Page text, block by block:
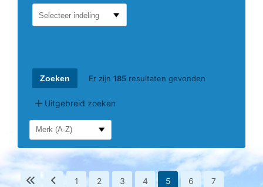
Selecteer indeling
Er zijn 185 resultaten gevonden
Uitgebreid zoeken
1 2 3 4 5 6
7